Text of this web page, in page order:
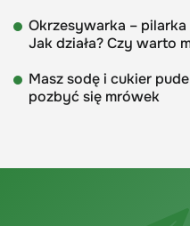
Okrzesywarka –
Jak działa? Czy warto
Masz sodę i cukier
pozbyć się mrówek